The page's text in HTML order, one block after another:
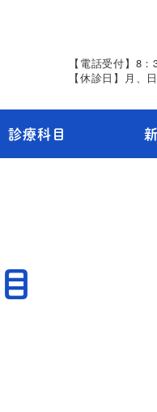
【電話受付】8
【休診日】月、
診療科目